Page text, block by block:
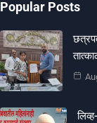
Popular Posts